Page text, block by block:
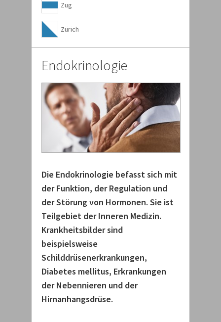
Zug
Zürich
Endokrinologie
Die Endokrinologie befasst sich mit
der Funktion, der Regulation und
der Störung von Hormonen. Sie ist
Teilgebiet der Inneren Medizin.
Krankheitsbilder sind
beispielsweise
Schilddrüsenerkrankungen,
Diabetes mellitus, Erkrankungen
der Nebennieren und der
Hirnanhangsdrüse.